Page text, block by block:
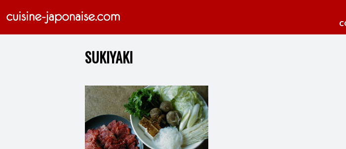
SUKIYAKI